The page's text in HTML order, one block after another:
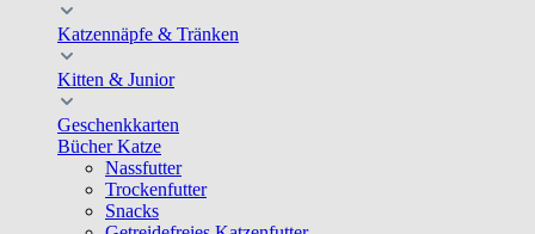
Katzennäpfe & Tränken
Kitten & Junior
Geschenkkarten
Bücher Katze
Nassfutter
Trockenfutter
Snacks